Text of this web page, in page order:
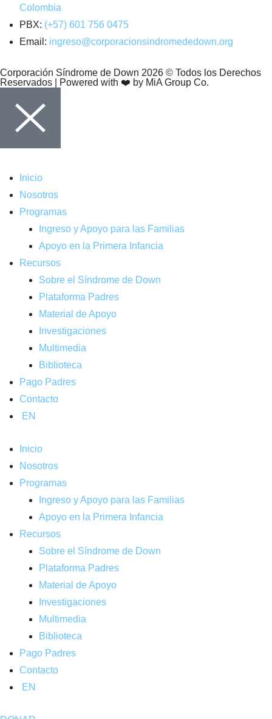
Colombia
PBX: (+57) 601 756 0475
Email: ingreso@corporacionsindromededown.org
Corporación Síndrome de Down 2026 © Todos los Derechos
Reservados | Powered with ❤️ by MiA Group Co.
Inicio
Nosotros
Programas
Ingreso y Apoyo para las Familias
Apoyo en la Primera Infancia
Recursos
Sobre el Síndrome de Down
Plataforma Padres
Material de Apoyo
Investigaciones
Multimedia
Biblioteca
Pago Padres
Contacto
EN
Inicio
Nosotros
Programas
Ingreso y Apoyo para las Familias
Apoyo en la Primera Infancia
Recursos
Sobre el Síndrome de Down
Plataforma Padres
Material de Apoyo
Investigaciones
Multimedia
Biblioteca
Pago Padres
Contacto
EN